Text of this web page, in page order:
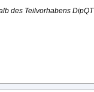
des Teilvorhabens DipQT